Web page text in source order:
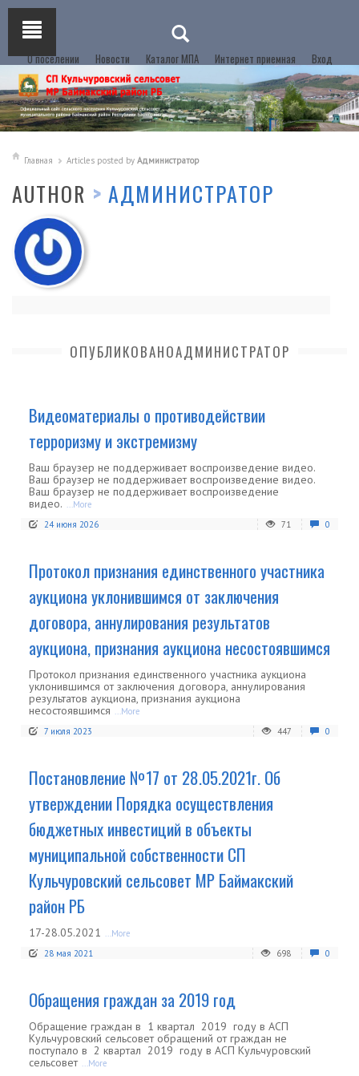
О поселении Новости Каталог МПА Интернет приемная Вход
Главная Articles posted by Администратор
AUTHOR > АДМИНИСТРАТОР
ОПУБЛИКОВАНОАДМИНИСТРАТОР
Видеоматериалы о противодействии
терроризму и экстремизму
Ваш браузер не поддерживает воспроизведение видео.
Ваш браузер не поддерживает воспроизведение видео.
Ваш браузер не поддерживает воспроизведение
видео. ...More
24 июня 2026
71 0
Протокол признания единственного участника
аукциона уклонившимся от заключения
договора, аннулирования результатов
аукциона, признания аукциона несостоявшимся
Протокол признания единственного участника аукциона
уклонившимся от заключения договора, аннулирования
результатов аукциона, признания аукциона
несостоявшимся ...More
7 июля 2023
447 0
Постановление №17 от 28.05.2021г. Об
утверждении Порядка осуществления
бюджетных инвестиций в объекты
муниципальной собственности СП
Кульчуровский сельсовет МР Баймакский
район РБ
17-28.05.2021 ...More
28 мая 2021
698 0
Обращения граждан за 2019 год
Обращение граждан в 1 квартал 2019 году в АСП
Кульчуровский сельсовет обращений от граждан не
поступало в 2 квартал 2019 году в АСП Кульчуровский
сельсовет ...More